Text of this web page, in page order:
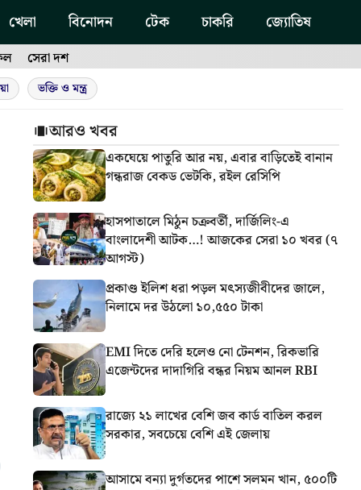
খেলা বিনোদন টেক চাকরি জ্যোতিষ
সেরা দশ
ভক্তি ও মন্ত্র
আরও খবর
একঘেয়ে পাতুরি আর নয়, এবার বাড়িতেই বানান
গন্ধরাজ বেকড ভেটকি, রইল রেসিপি
হাসপাতালে মিঠুন চক্রবর্তী, দার্জিলিং-এ
বাংলাদেশী আটক…! আজকের সেরা ১০ খবর (৭
আগস্ট)
প্রকাণ্ড ইলিশ ধরা পড়ল মৎস্যজীবীদের জালে,
নিলামে দর উঠলো ১০,৫৫০ টাকা
EMI দিতে দেরি হলেও নো টেনশন, রিকভারি
এজেন্টদের দাদাগিরি বন্ধর নিয়ম আনল RBI
রাজ্যে ২১ লাখের বেশি জব কার্ড বাতিল করল
সরকার, সবচেয়ে বেশি এই জেলায়
আসামে বন্যা দুর্গতদের পাশে সলমন খান, ৫০০টি